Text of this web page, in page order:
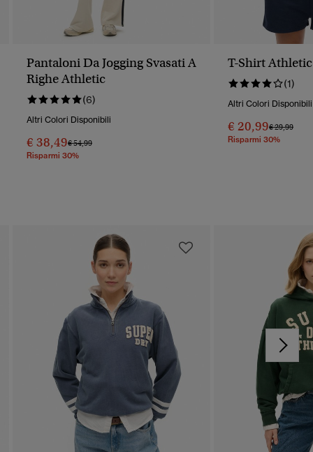
Pantaloni Da Jogging Svasati A
Righe Athletic
(6)
Altri Colori Disponibili
€ 38,49Prezzo Ridotto Da
€ 54,99A
Risparmi 30%
T-Shirt
(1)
Altri Colori Disponibili
€ 20,99Prezzo
€ 29,99A
Risparmi 30%